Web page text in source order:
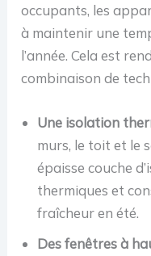
occupants, les
à maintenir une
l’année. Cela est
combinaison de
Une isolation
murs, le toit et le
épaisse couche
thermiques et
fraîcheur en été.
Des fenêtres à